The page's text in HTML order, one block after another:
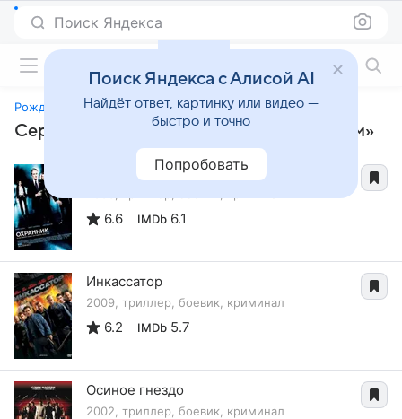
Поиск Яндекса
Рожденный вором
Сериалы, похожие на «Рожденный вором»
Охранник
6.6 IMDb 6.1
Инкассатор
2009, триллер, боевик, криминал
6.2 IMDb 5.7
Осиное гнездо
2002, триллер, боевик, криминал
Поиск Яндекса с Алисой AI
Найдёт ответ, картинку или видео —
быстро и точно
Попробовать